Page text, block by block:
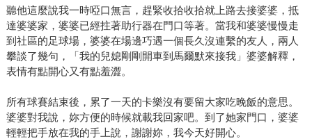
聽他這麼說我一時啞口無言，趕緊收拾收拾就上路去接婆婆，抵
達婆婆家，婆婆已經拄著助行器在門口等著。當我和婆婆慢慢走
到社區的足球場，婆婆在場邊巧遇一個長久沒連繫的友人，兩人
攀談了幾句，「我的兒媳剛剛開車到馬爾默來接我」婆婆解釋，
表情有點開心又有點羞澀。
所有球賽結束後，累了一天的卡樂沒有要留大家吃晚飯的意思。
婆婆對我說，妳方便的時候就載我回家吧。到了她家門口，婆婆
輕輕把手放在我的手上說，謝謝妳，我今天好開心。